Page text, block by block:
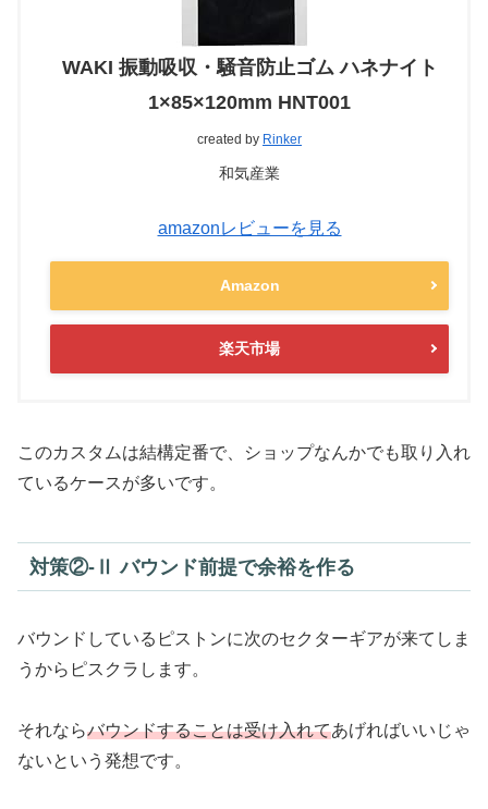
WAKI 振動吸収・騒音防止ゴム ハネナイト
1×85×120mm HNT001
created by Rinker
和気産業
amazonレビューを見る
Amazon
楽天市場
このカスタムは結構定番で、ショップなんかでも取り入れ
ているケースが多いです。
対策②-Ⅱ バウンド前提で余裕を作る
バウンドしているピストンに次のセクターギアが来てしま
うからピスクラします。
それならバウンドすることは受け入れてあげればいいじゃ
ないという発想です。